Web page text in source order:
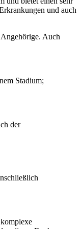
und auch
Auch
Stadium;
der